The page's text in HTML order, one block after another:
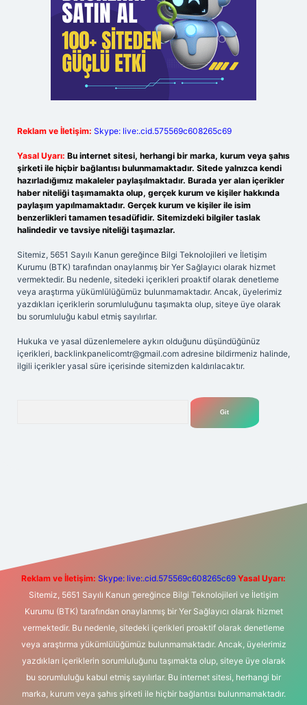
Reklam ve İletişim: Skype: live:.cid.575569c608265c69
Yasal Uyarı: Bu internet sitesi, herhangi bir marka, kurum veya şahıs
şirketi ile hiçbir bağlantısı bulunmamaktadır. Sitede yalnızca kendi
hazırladığımız makaleler paylaşılmaktadır. Burada yer alan içerikler
haber niteliği taşımamakta olup, gerçek kurum ve kişiler hakkında
paylaşım yapılmamaktadır. Gerçek kurum ve kişiler ile isim
benzerlikleri tamamen tesadüfidir. Sitemizdeki bilgiler taslak
halindedir ve tavsiye niteliği taşımazlar.
Sitemiz, 5651 Sayılı Kanun gereğince Bilgi Teknolojileri ve İletişim
Kurumu (BTK) tarafından onaylanmış bir Yer Sağlayıcı olarak hizmet
vermektedir. Bu nedenle, sitedeki içerikleri proaktif olarak denetleme
veya araştırma yükümlülüğümüz bulunmamaktadır. Ancak, üyelerimiz
yazdıkları içeriklerin sorumluluğunu taşımakta olup, siteye üye olarak
bu sorumluluğu kabul etmiş sayılırlar.
Hukuka ve yasal düzenlemelere aykırı olduğunu düşündüğünüz
içerikleri, backlinkpanelicomtr@gmail.com adresine bildirmeniz halinde,
ilgili içerikler yasal süre içerisinde sitemizden kaldırılacaktır.
m elexbet
Reklam ve İletişim: Skype: live:.cid.575569c608265c69 Yasal Uyarı:
Sitemiz, 5651 Sayılı Kanun gereğince Bilgi Teknolojileri ve İletişim
Kurumu (BTK) tarafından onaylanmış bir Yer Sağlayıcı olarak hizmet
vermektedir. Bu nedenle, sitedeki içerikleri proaktif olarak denetleme
veya araştırma yükümlülüğümüz bulunmamaktadır. Ancak, üyelerimiz
yazdıkları içeriklerin sorumluluğunu taşımakta olup, siteye üye olarak
bu sorumluluğu kabul etmiş sayılırlar. Bu internet sitesi, herhangi bir
marka, kurum veya şahıs şirketi ile hiçbir bağlantısı bulunmamaktadır.